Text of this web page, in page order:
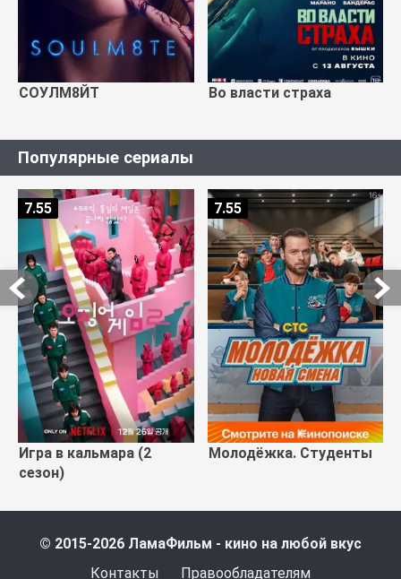
СОУЛМ8ЙТ Во власти страха
Популярные сериалы
Игра в кальмара (2
сезон)
7.55
Молодёжка. Студенты
7.55
© 2015-2026 ЛамаФильм - кино на любой вкус
Контакты
Правообладателям